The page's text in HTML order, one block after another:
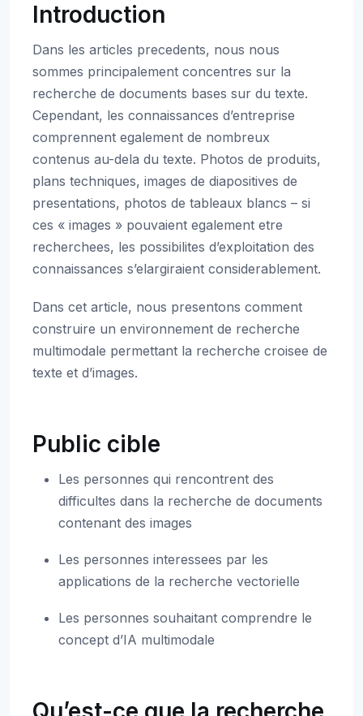
Introduction
Dans les articles precedents, nous nous
sommes principalement concentres sur la
recherche de documents bases sur du texte.
Cependant, les connaissances d’entreprise
comprennent egalement de nombreux
contenus au-dela du texte. Photos de produits,
plans techniques, images de diapositives de
presentations, photos de tableaux blancs – si
ces « images » pouvaient egalement etre
recherchees, les possibilites d’exploitation des
connaissances s’elargiraient considerablement.
Dans cet article, nous presentons comment
construire un environnement de recherche
multimodale permettant la recherche croisee de
texte et d’images.
Public cible
Les personnes qui rencontrent des
difficultes dans la recherche de documents
contenant des images
Les personnes interessees par les
applications de la recherche vectorielle
Les personnes souhaitant comprendre le
concept d’IA multimodale